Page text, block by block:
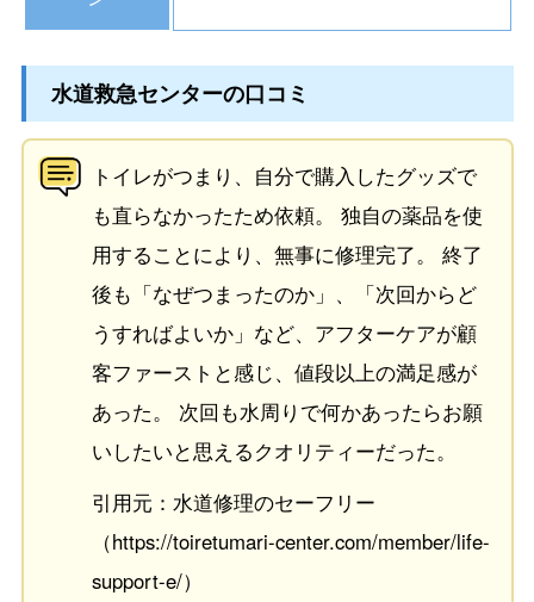
水道救急センターの口コミ
トイレがつまり、自分で購入したグッズで
も直らなかったため依頼。 独自の薬品を使
用することにより、無事に修理完了。 終了
後も「なぜつまったのか」、「次回からど
うすればよいか」など、アフターケアが顧
客ファーストと感じ、値段以上の満足感が
あった。 次回も水周りで何かあったらお願
いしたいと思えるクオリティーだった。
引用元：水道修理のセーフリー
（https://toiretumari-center.com/member/life-
support-e/）